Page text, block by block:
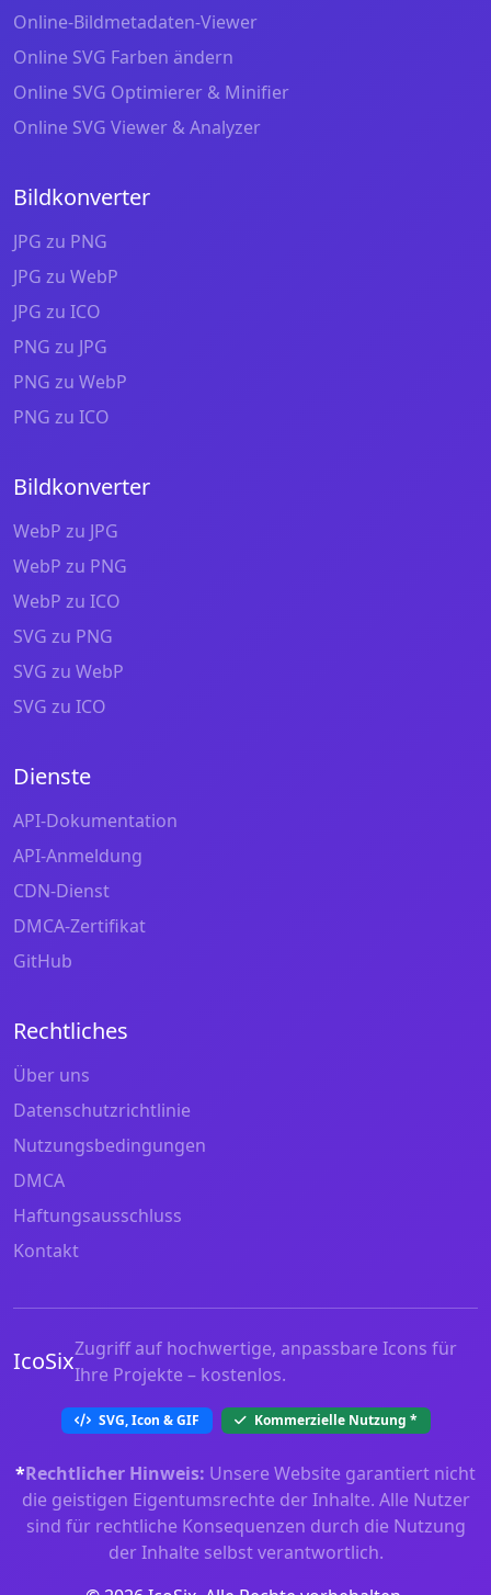
Online-Bildmetadaten-Viewer
Online SVG Farben ändern
Online SVG Optimierer & Minifier
Online SVG Viewer & Analyzer
Bildkonverter
JPG zu PNG
JPG zu WebP
JPG zu ICO
PNG zu JPG
PNG zu WebP
PNG zu ICO
Bildkonverter
WebP zu JPG
WebP zu PNG
WebP zu ICO
SVG zu PNG
SVG zu WebP
SVG zu ICO
Dienste
API-Dokumentation
API-Anmeldung
CDN-Dienst
DMCA-Zertifikat
GitHub
Rechtliches
Über uns
Datenschutzrichtlinie
Nutzungsbedingungen
DMCA
Haftungsausschluss
Kontakt
IcoSixZugriff auf hochwertige, anpassbare Icons für
Ihre Projekte – kostenlos.
SVG, Icon & GIF Kommerzielle Nutzung *
*Rechtlicher Hinweis: Unsere Website garantiert nicht
die geistigen Eigentumsrechte der Inhalte. Alle Nutzer
sind für rechtliche Konsequenzen durch die Nutzung
der Inhalte selbst verantwortlich.